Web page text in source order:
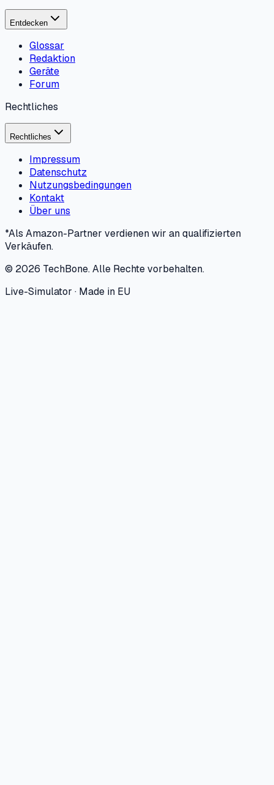
Entdecken
Glossar
Redaktion
Geräte
Forum
Rechtliches
Rechtliches
Impressum
Datenschutz
Nutzungsbedingungen
Kontakt
Über uns
*Als Amazon-Partner verdienen wir an qualifizierten
Verkäufen.
© 2026 TechBone.Alle Rechte vorbehalten.
Live-Simulator · Made in EU